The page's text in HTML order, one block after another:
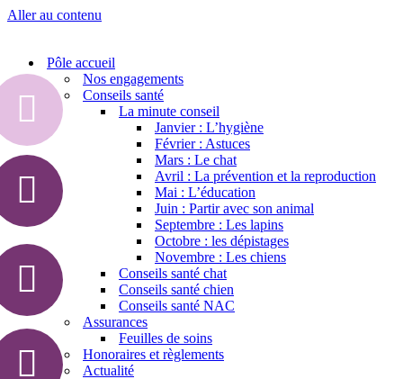
Aller au contenu
Pôle accueil
Nos engagements
Conseils santé
La minute conseil
Janvier : L’hygiène
Février : Astuces
Mars : Le chat
Avril : La prévention et la reproduction
Mai : L’éducation
Juin : Partir avec son animal
Septembre : Les lapins
Octobre : les dépistages
Novembre : Les chiens
Conseils santé chat
Conseils santé chien
Conseils santé NAC
Assurances
Feuilles de soins
Honoraires et règlements
Actualité